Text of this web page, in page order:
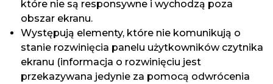
które nie są responsywne i wychodzą poza
obszar ekranu.
Występują elementy, które nie komunikują o
stanie rozwinięcia panelu użytkowników czytnika
ekranu (informacja o rozwinięciu jest
przekazywana jedynie za pomocą odwrócenia